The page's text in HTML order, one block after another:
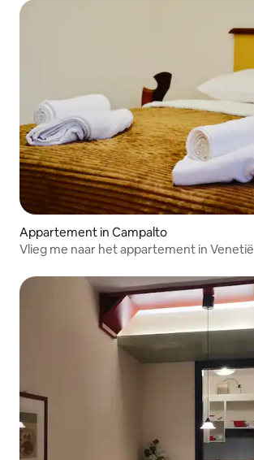
Appartement in Campalto
Vlieg me naar het appartement in Venetië